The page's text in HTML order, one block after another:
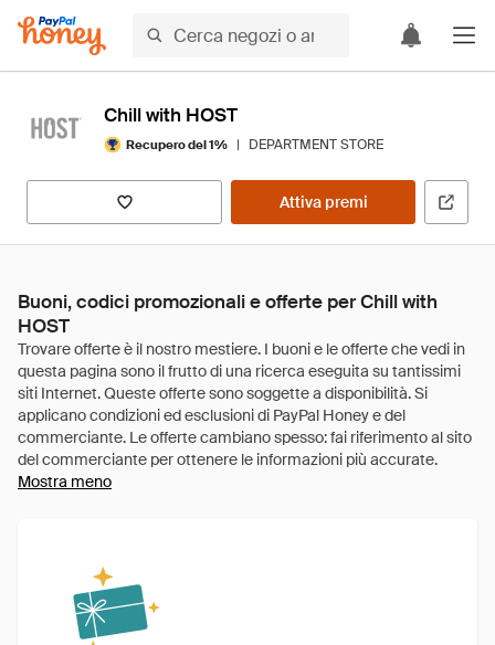
Chill with HOST
Recupero del 1% | DEPARTMENT STORE
Attiva premi
Buoni, codici promozionali e offerte per Chill with
HOST
Mostra meno